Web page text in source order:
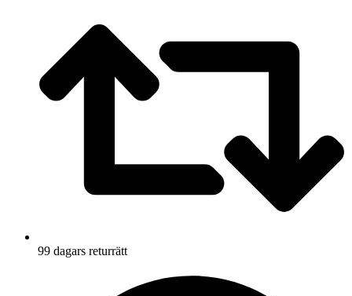
99 dagars returrätt